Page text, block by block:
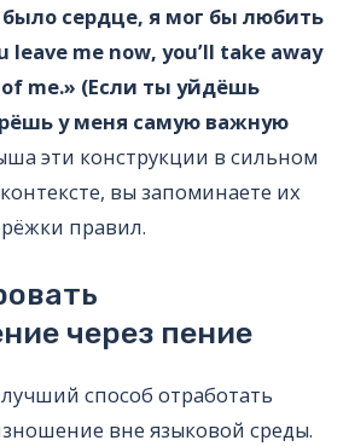
сердце, я мог бы любить
leave me now, you’ll take away
me.» (Если ты уйдёшь
у меня самую важную
эти конструкции в сильном
вы запоминаете их
правил.
через пение
способ отработать
вне языковой среды.